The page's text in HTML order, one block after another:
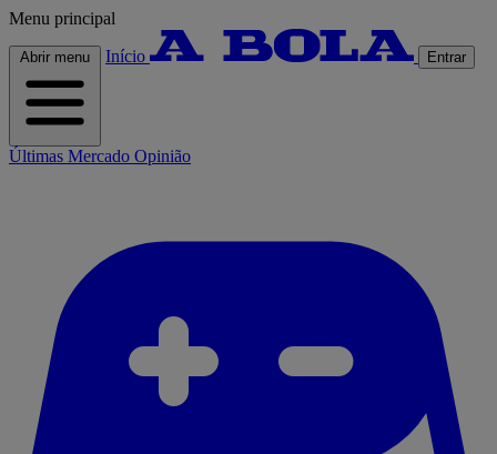
Menu principal
Abrir menu Início Entrar
Últimas Mercado Opinião